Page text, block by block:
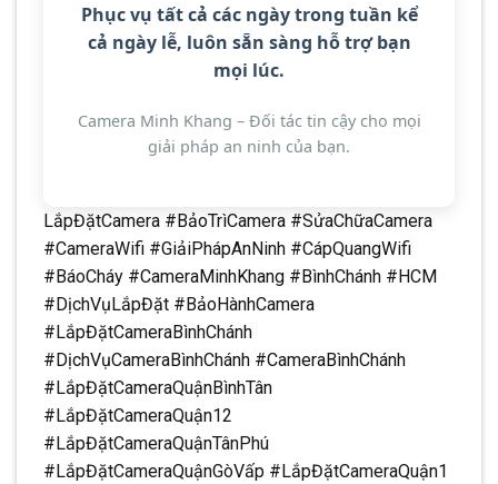
Phục vụ tất cả các ngày trong tuần kể
cả ngày lễ, luôn sẵn sàng hỗ trợ bạn
mọi lúc.
Camera Minh Khang – Đối tác tin cậy cho mọi
giải pháp an ninh của bạn.
LắpĐặtCamera #BảoTrìCamera #SửaChữaCamera
#CameraWifi #GiảiPhápAnNinh #CápQuangWifi
#BáoCháy #CameraMinhKhang #BìnhChánh #HCM
#DịchVụLắpĐặt #BảoHànhCamera
#LắpĐặtCameraBìnhChánh
#DịchVụCameraBìnhChánh #CameraBìnhChánh
#LắpĐặtCameraQuậnBìnhTân
#LắpĐặtCameraQuận12
#LắpĐặtCameraQuậnTânPhú
#LắpĐặtCameraQuậnGòVấp #LắpĐặtCameraQuận1